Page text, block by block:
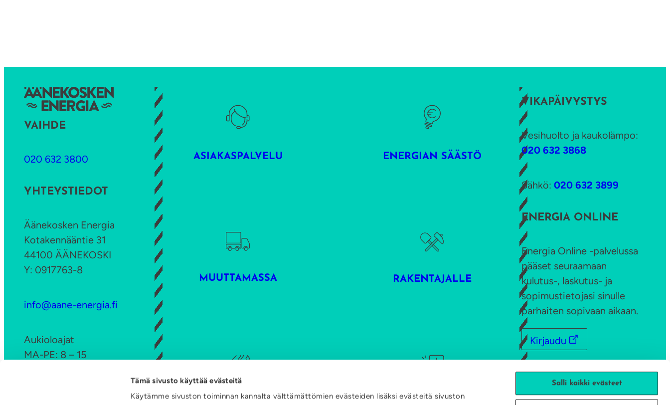
Tämä sivusto käyttää evästeitä
Käytämme sivuston toiminnan kannalta välttämättömien evästeiden lisäksi evästeitä sivuston
Salli kaikki evästeet
VAIHDE
020 632 3800
YHTEYSTIEDOT
Äänekosken Energia
Kotakennääntie 31
44100 ÄÄNEKOSKI
Y: 0917763-8
info@aane-energia.fi
Aukioloajat
MA-PE: 8 – 15
ASIAKASPALVELU ENERGIAN SÄÄSTÖ
MUUTTAMASSA RAKENTAJALLE
VIKAPÄIVYSTYS
Vesihuolto ja kaukolämpo:
020 632 3868
Sähkö: 020 632 3899
ENERGIA ONLINE
Energia Online -palvelussa
pääset seuraamaan
kulutus-, laskutus- ja
sopimustietojasi sinulle
parhaiten sopivaan aikaan.
Kirjaudu
TILAA UUTISKIRJE